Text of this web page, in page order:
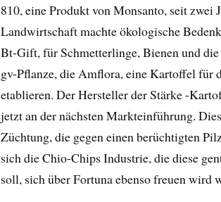
810, eine Produkt von Monsanto, seit
Landwirtschaft machte ökologische
Bt-Gift, für Schmetterlinge, Bienen und
gv-Pflanze, die Amflora, eine Kartoffel für
etablieren. Der Hersteller der Stärke -
jetzt an der nächsten Markteinführung.
Züchtung, die gegen einen berüchtigten
sich die Chio-Chips Industrie, die diese
soll, sich über Fortuna ebenso freuen wird